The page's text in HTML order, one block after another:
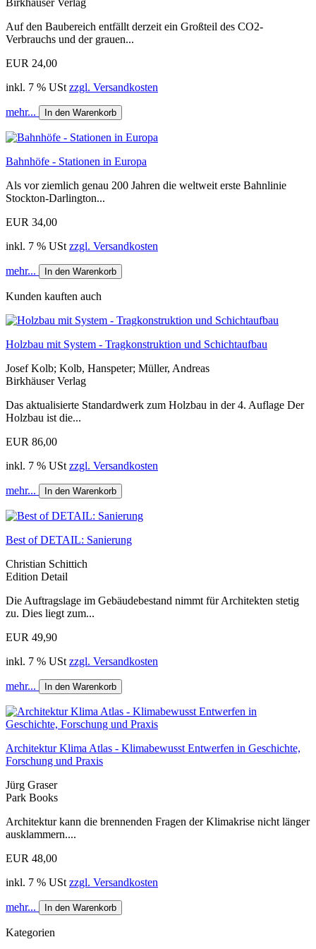
Auf den Baubereich entfällt derzeit ein Großteil des CO2-
Verbrauchs und der grauen...
EUR 24,00
inkl. 7 % USt zzgl. Versandkosten
mehr... In den Warenkorb
Bahnhöfe - Stationen in Europa
Als vor ziemlich genau 200 Jahren die weltweit erste Bahnlinie
Stockton-Darlington...
EUR 34,00
inkl. 7 % USt zzgl. Versandkosten
mehr... In den Warenkorb
Kunden kauften auch
Holzbau mit System - Tragkonstruktion und Schichtaufbau
Josef Kolb; Kolb, Hanspeter; Müller, Andreas
Birkhäuser Verlag
Das aktualisierte Standardwerk zum Holzbau in der 4. Auflage Der
Holzbau ist die...
EUR 86,00
inkl. 7 % USt zzgl. Versandkosten
mehr... In den Warenkorb
Best of DETAIL: Sanierung
Christian Schittich
Edition Detail
Die Auftragslage im Gebäudebestand nimmt für Architekten stetig
zu. Dies liegt zum...
EUR 49,90
inkl. 7 % USt zzgl. Versandkosten
mehr... In den Warenkorb
Architektur Klima Atlas - Klimabewusst Entwerfen in Geschichte,
Forschung und Praxis
Jürg Graser
Park Books
Architektur kann die brennenden Fragen der Klimakrise nicht länger
ausklammern....
EUR 48,00
inkl. 7 % USt zzgl. Versandkosten
mehr... In den Warenkorb
Kategorien